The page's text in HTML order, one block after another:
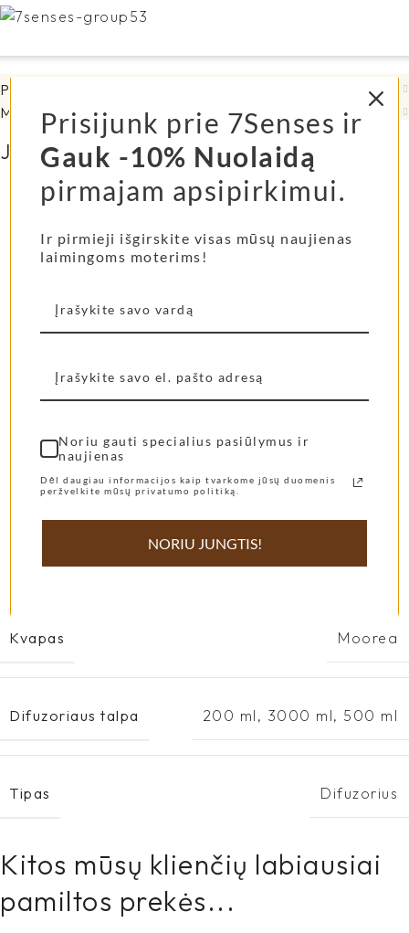
Pristatymo informacija
Mūsų mylimų klienčių atsiliepimai
Jums taip pat gali patikti...
Sage
Pasirinkti Savybes
Orange Stripes
APRAŠYMASPAPILDOMA INFORMACIJA
Kvapas Moorea
Difuzoriaus talpa 200 ml , 3000 ml, 500 ml
Tipas Difuzorius
Kitos mūsų klienčių labiausiai
pamiltos prekės...
Prisijunk prie 7Senses ir
Gauk -10% Nuolaidą
pirmajam apsipirkimui.
Ir pirmieji išgirskite visas mūsų naujienas
laimingoms moterims!
Noriu gauti specialius pasiūlymus ir
naujienas
Dėl daugiau informacijos kaip tvarkome jūsų duomenis
peržvelkite mūsų privatumo politiką.
NORIU JUNGTIS!